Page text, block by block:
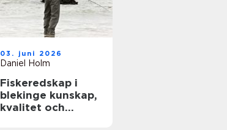
03. juni 2026
Daniel Holm
Fiskeredskap i
blekinge kunskap,
kvalitet och